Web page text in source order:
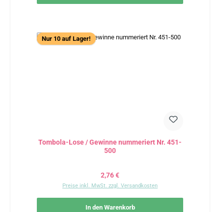
Nur 10 auf Lager!
Tombola-Lose / Gewinne nummeriert Nr. 451-
500
Regulärer Preis:
2,76 €
Preise inkl. MwSt. zzgl. Versandkosten
In den Warenkorb